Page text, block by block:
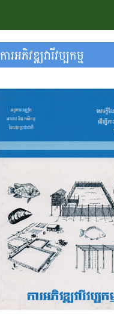
ការអភិវឌ្ឍវារីវប្បកម្ម